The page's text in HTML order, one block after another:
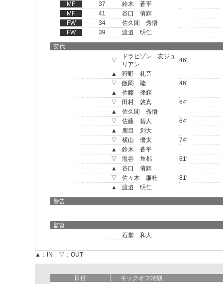
MF
37
鈴木 蒼平
MF
41
谷口 侑輝
FW
34
佐久間 秀悟
FW
39
渡邉 明仁
交代
▽
ドラビゾン 友ジュ
リアン
46'
▲
狩野 礼音
▽
飯岡 陸
46'
▲
佐藤 優輝
▽
田村 悠真
64'
▲
佐久間 秀悟
▽
佐藤 碧人
64'
▲
鹿目 創大
▽
横山 優太
74'
▲
鈴木 蒼平
▽
塩谷 隼都
81'
▲
谷口 侑輝
▽
佐々木 廉杜
81'
▲
渡邉 明仁
警告
監督
石堂 和人
▲：IN ▽：OUT
日付 キックオフ時刻